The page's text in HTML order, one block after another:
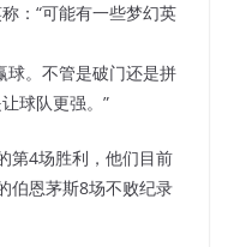
：“可能有一些梦幻英
球。不管是破门还是拼
球队更强。”
第4场胜利，他们目前
伯恩茅斯8场不败纪录